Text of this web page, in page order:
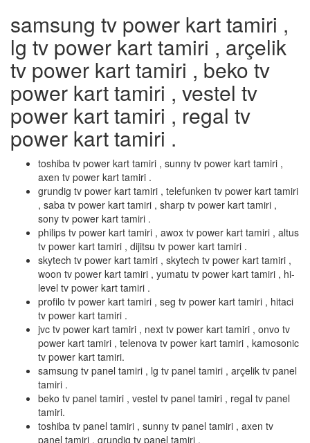
samsung tv power kart tamiri ,
lg tv power kart tamiri , arçelik
tv power kart tamiri , beko tv
power kart tamiri , vestel tv
power kart tamiri , regal tv
power kart tamiri .
toshiba tv power kart tamiri , sunny tv power kart tamiri ,
axen tv power kart tamiri .
grundig tv power kart tamiri , telefunken tv power kart tamiri
, saba tv power kart tamiri , sharp tv power kart tamiri ,
sony tv power kart tamiri .
philips tv power kart tamiri , awox tv power kart tamiri , altus
tv power kart tamiri , dijitsu tv power kart tamiri .
skytech tv power kart tamiri , skytech tv power kart tamiri ,
woon tv power kart tamiri , yumatu tv power kart tamiri , hi-
level tv power kart tamiri .
profilo tv power kart tamiri , seg tv power kart tamiri , hitaci
tv power kart tamiri .
jvc tv power kart tamiri , next tv power kart tamiri , onvo tv
power kart tamiri , telenova tv power kart tamiri , kamosonic
tv power kart tamiri.
samsung tv panel tamiri , lg tv panel tamiri , arçelik tv panel
tamiri .
beko tv panel tamiri , vestel tv panel tamiri , regal tv panel
tamiri.
toshiba tv panel tamiri , sunny tv panel tamiri , axen tv
panel tamiri , grundig tv panel tamiri .